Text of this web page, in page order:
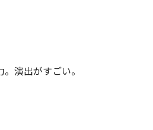
演出がすごい。